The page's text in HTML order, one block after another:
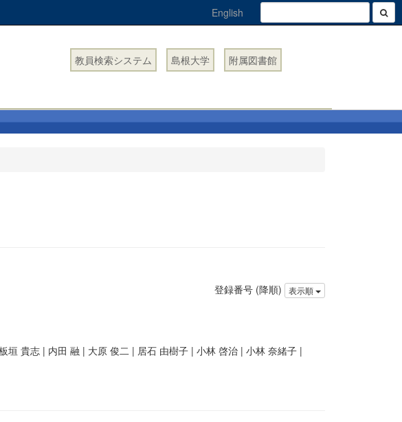
English
教員検索システム 島根大学 附属図書館
登録番号 (降順) 表示順
垣 貴志 | 内田 融 | 大原 俊二 | 居石 由樹子 | 小林 啓治 | 小林 奈緒子 |